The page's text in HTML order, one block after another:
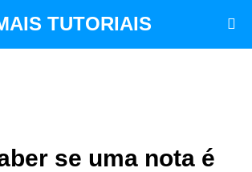
TUTORIAIS
se uma nota é